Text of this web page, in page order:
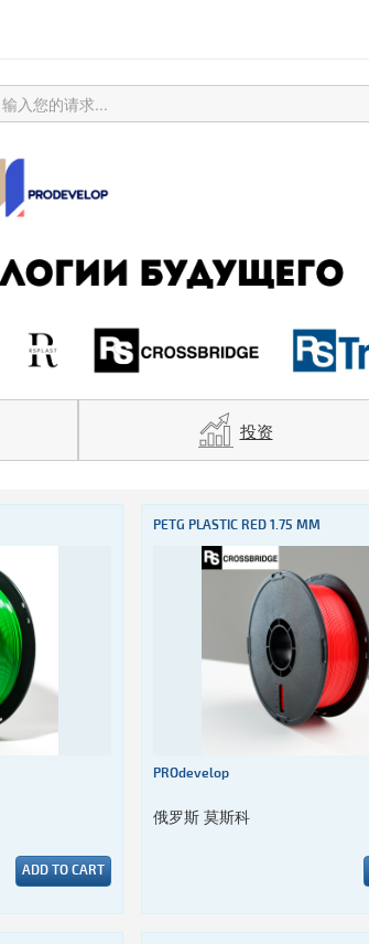
投资
ADD TO CART
PETG PLASTIC RED 1.75 MM
PROdevelop
俄罗斯 莫斯科